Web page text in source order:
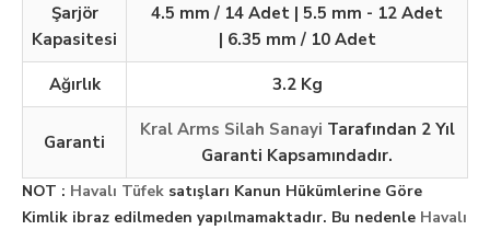
Şarjör
Kapasitesi
4.5 mm / 14 Adet | 5.5 mm - 12 Adet
| 6.35 mm / 10 Adet
Ağırlık 3.2 Kg
Garanti
Kral Arms Silah Sanayi Tarafından 2 Yıl
Garanti Kapsamındadır.
NOT : Havalı Tüfek satışları Kanun Hükümlerine Göre
Kimlik ibraz edilmeden yapılmamaktadır. Bu nedenle Havalı